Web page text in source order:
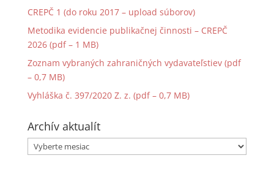
CREPČ 1 (do roku 2017 – upload súborov)
Metodika evidencie publikačnej činnosti – CREPČ
2026 (pdf – 1 MB)
Zoznam vybraných zahraničných vydavateľstiev (pdf
– 0,7 MB)
Vyhláška č. 397/2020 Z. z. (pdf – 0,7 MB)
Archív aktualít
Archív
aktualít